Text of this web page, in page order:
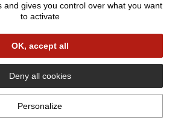
pour l’aider à recueillir et traiter
les icônes dédiées aux réseaux
Linkedin et Google Plus
de
ou dans son
si l’Utilisateur a accepté le dépôt
and gives you control over what you want
to activate
OK, accept all
Deny all cookies
Personalize